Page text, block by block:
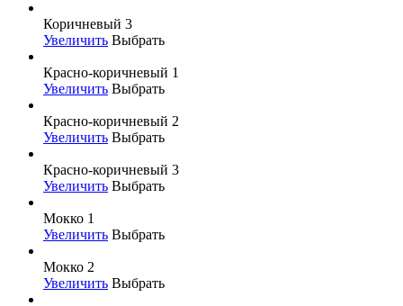
Коричневый 3
Увеличить Выбрать
Красно-коричневый 1
Увеличить Выбрать
Красно-коричневый 2
Увеличить Выбрать
Красно-коричневый 3
Увеличить Выбрать
Мокко 1
Увеличить Выбрать
Мокко 2
Увеличить Выбрать